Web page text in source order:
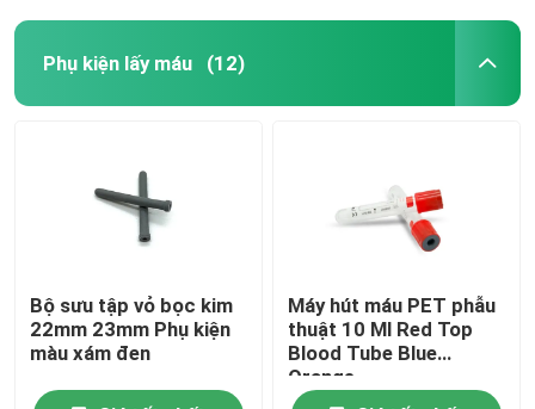
Phụ kiện lấy máu (12)
Bộ sưu tập vỏ bọc kim
22mm 23mm Phụ kiện
màu xám đen
Máy hút máu PET phẫu
thuật 10 Ml Red Top
Blood Tube Blue
Orange